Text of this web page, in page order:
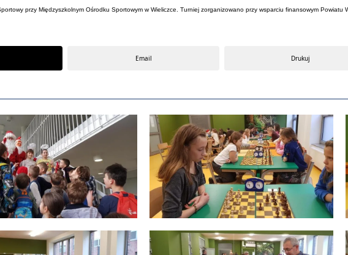
przy Międzyszkolnym Ośrodku Sportowym w Wieliczce. Turniej zorganizowano przy wsparciu finansowym Powiatu
Email Drukuj